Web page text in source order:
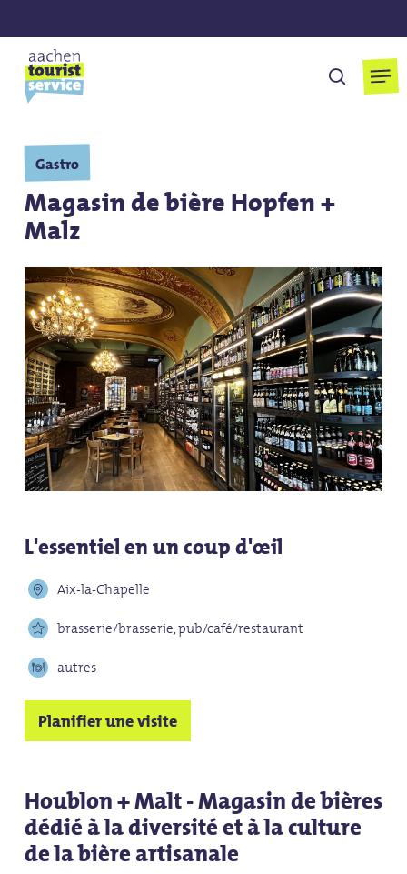
to
main
content
Gastro
Magasin de bière Hopfen +
Malz
L'essentiel en un coup d'œil
Aix-la-Chapelle
brasserie/brasserie, pub/café/restaurant
autres
Planifier une visite
Houblon + Malt - Magasin de bières
dédié à la diversité et à la culture
de la bière artisanale